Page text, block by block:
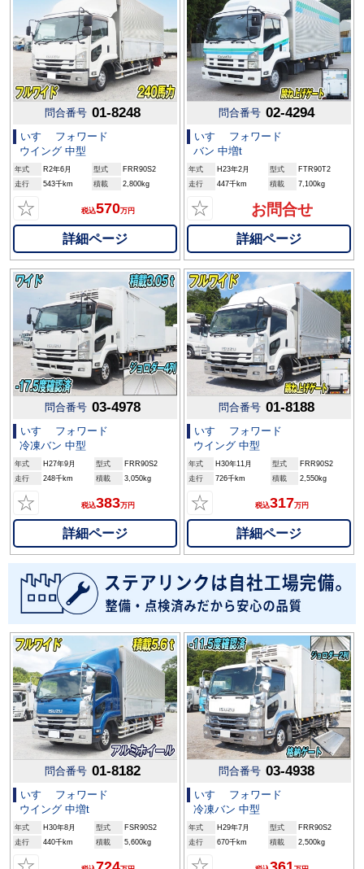
問合番号 01-8248
いすゞ フォワード
ウイング 中型
年式 R2年6月 型式
FRR90S2
走行
543千km 積載 2,800kg
☆ 税込570万円
詳細ページ
問合番号 02-4294
いすゞ フォワード
バン 中増t
年式 H23年2月 型式
FTR90T2
走行
447千km 積載 7,100kg
☆ お問合せ
詳細ページ
問合番号 03-4978
いすゞ フォワード
冷凍バン 中型
年式 H27年9月 型式
FRR90S2
走行
248千km 積載 3,050kg
☆ 税込383万円
詳細ページ
問合番号 01-8188
いすゞ フォワード
ウイング 中型
年式 H30年11月 型式
FRR90S2
走行
726千km 積載 2,550kg
☆ 税込317万円
詳細ページ
問合番号 01-8182
いすゞ フォワード
ウイング 中増t
年式 H30年8月 型式
FSR90S2
走行
440千km 積載 5,600kg
問合番号 03-4938
いすゞ フォワード
冷凍バン 中型
年式 H29年7月 型式
FRR90S2
走行
670千km 積載 2,500kg